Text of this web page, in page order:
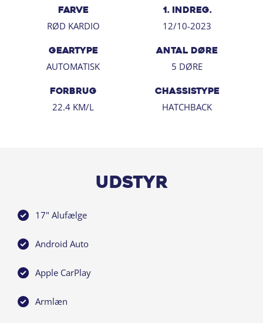
- Skiltegenkendelse
- Parkeringssensor for/bag
- 17" Alufælge
- Aut. nedblændeligt bakspejl
- Fjernlys assistent
- DAB+ radio
- Multifunktionslæderrat
- Musikstreaming via Bluetooth
- Automatisk lys
- Tågelygter
- Isofix
FARVE
RØD KARDIO
1. INDREG.
12/10-2023
GEARTYPE
AUTOMATISK
ANTAL DØRE
5 DØRE
FORBRUG
22.4 KM/L
CHASSISTYPE
HATCHBACK
Udstyr
17" Alufælge
Android Auto
Apple CarPlay
Armlæn